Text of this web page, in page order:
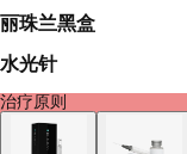
丽珠兰黑盒
水光针
治疗原则